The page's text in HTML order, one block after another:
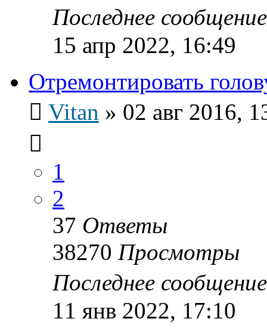
Последнее
15 апр 2022, 16:49
Отремонтировать
Vitan » 02 авг 2016,
1
2
37 Ответы
38270 Просмотры
Последнее
11 янв 2022, 17:10